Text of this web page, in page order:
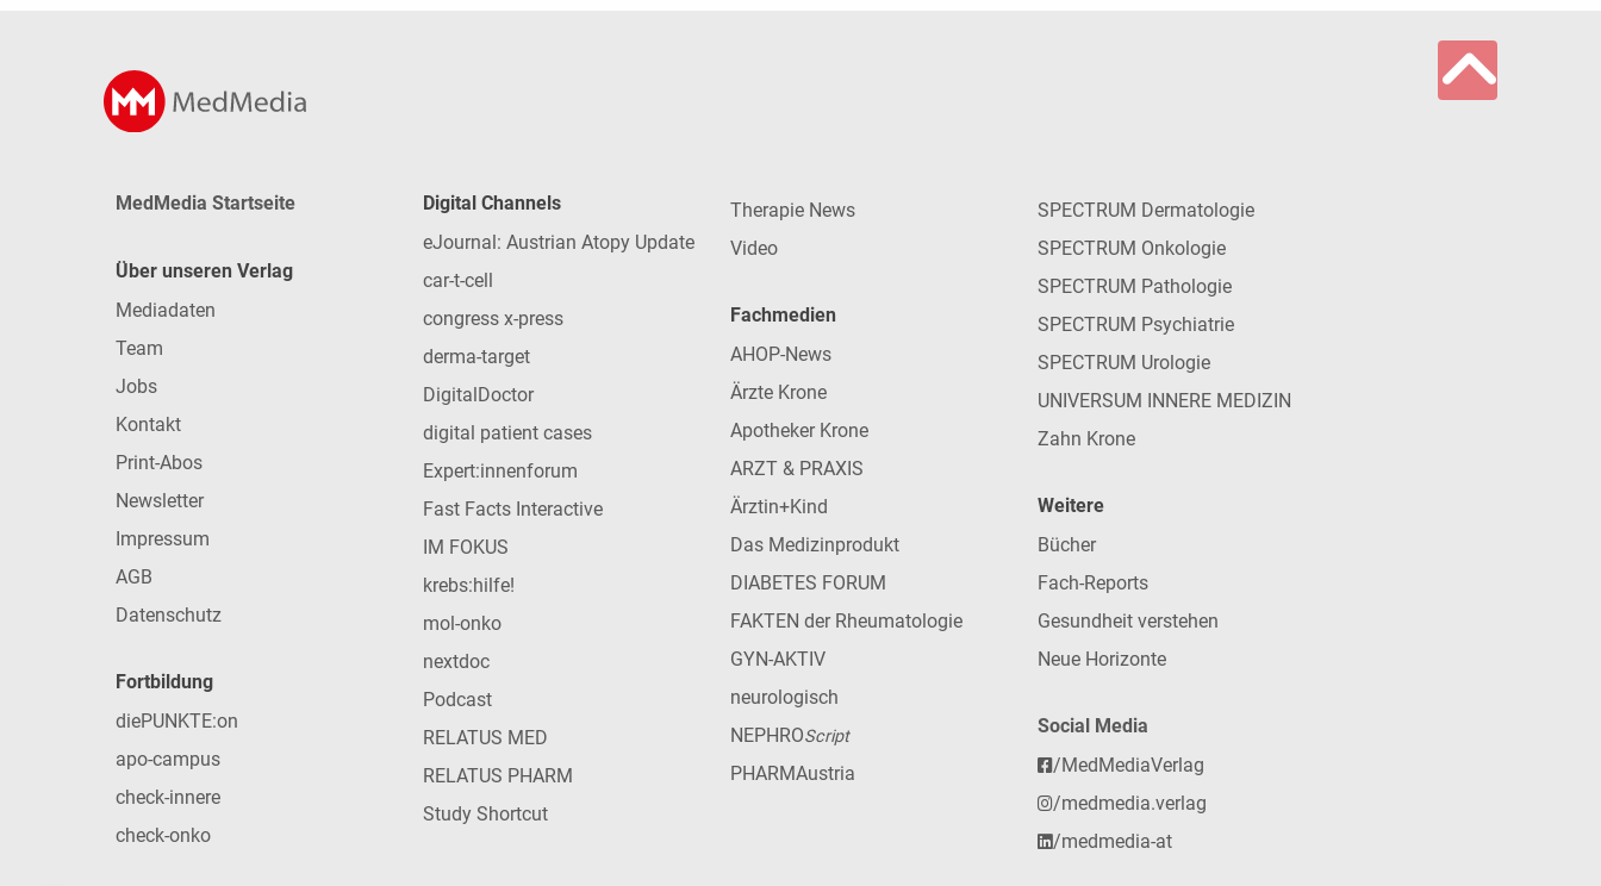
MedMedia Startseite
Über unseren Verlag
Mediadaten
Team
Jobs
Kontakt
Print-Abos
Newsletter
Impressum
AGB
Datenschutz
Fortbildung
diePUNKTE:on
apo-campus
check-innere
check-onko
Digital Channels
eJournal: Austrian Atopy Update
car-t-cell
congress x-press
derma-target
DigitalDoctor
digital patient cases
Expert:innenforum
Fast Facts Interactive
IM FOKUS
krebs:hilfe!
mol-onko
nextdoc
Podcast
RELATUS MED
RELATUS PHARM
Study Shortcut
Therapie News
Video
Fachmedien
AHOP-News
Ärzte Krone
Apotheker Krone
ARZT & PRAXIS
Ärztin+Kind
Das Medizinprodukt
DIABETES FORUM
FAKTEN der Rheumatologie
GYN-AKTIV
neurologisch
NEPHROScript
PHARMAustria
SPECTRUM Dermatologie
SPECTRUM Onkologie
SPECTRUM Pathologie
SPECTRUM Psychiatrie
SPECTRUM Urologie
UNIVERSUM INNERE MEDIZIN
Zahn Krone
Weitere
Bücher
Fach-Reports
Gesundheit verstehen
Neue Horizonte
Social Media
/MedMediaVerlag
/medmedia.verlag
/medmedia-at